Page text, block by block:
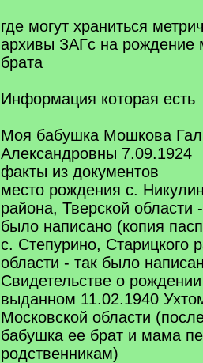
где могут храниться
архивы ЗАГс на рождение
брата
Информация которая есть
Моя бабушка Мошкова
Александровны 7.09.1924
факты из документов
место рождения с.
района, Тверской области
было написано (копия
с. Степурино, Старицкого
области - так было
Свидетельстве о
выданном 11.02.1940
Московской области
бабушка ее брат и мама
родственникам)